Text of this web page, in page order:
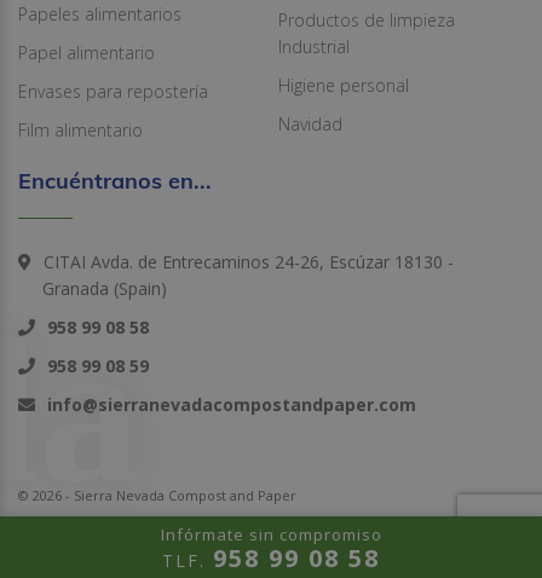
Infórmate sin compromiso
TLF. 958 99 08 58
Papeles alimentarios
Papel alimentario
Envases para repostería
Film alimentario
Productos de limpieza
Industrial
Higiene personal
Navidad
Encuéntranos en...
CITAI Avda. de Entrecaminos 24-26, Escúzar 18130 -
Granada (Spain)
958 99 08 58
958 99 08 59
info@sierranevadacompostandpaper.com
© 2026 - Sierra Nevada Compost and Paper